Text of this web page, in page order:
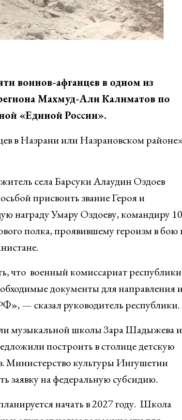
воинов-афганцев в одном из
Махмуд-Али Калиматов по
«Единой России».
в Назрани или Назрановском
села Барсуки Алаудин Оздоев
присвоить звание Героя и
награду Умару Оздоеву, командиру
полка, проявившему героизм в бою
что военный комиссариат республики
документы для направления
— сказал руководитель республики.
музыкальной школы Зара Шадыжева и
построить в столице детскую
Министерство культуры Ингушетии
заявку на федеральную субсидию.
начать в 2027 году. Школа